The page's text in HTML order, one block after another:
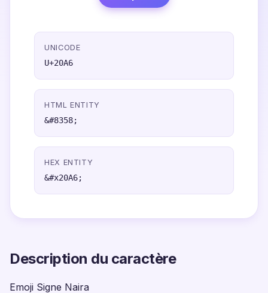
UNICODE
U+20A6
HTML ENTITY
&#8358;
HEX ENTITY
&#x20A6;
Description du caractère
Emoji Signe Naira